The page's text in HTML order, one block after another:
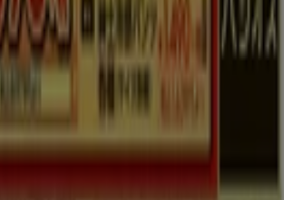
® 2026 · Shopfully Marketing S.L.U. –